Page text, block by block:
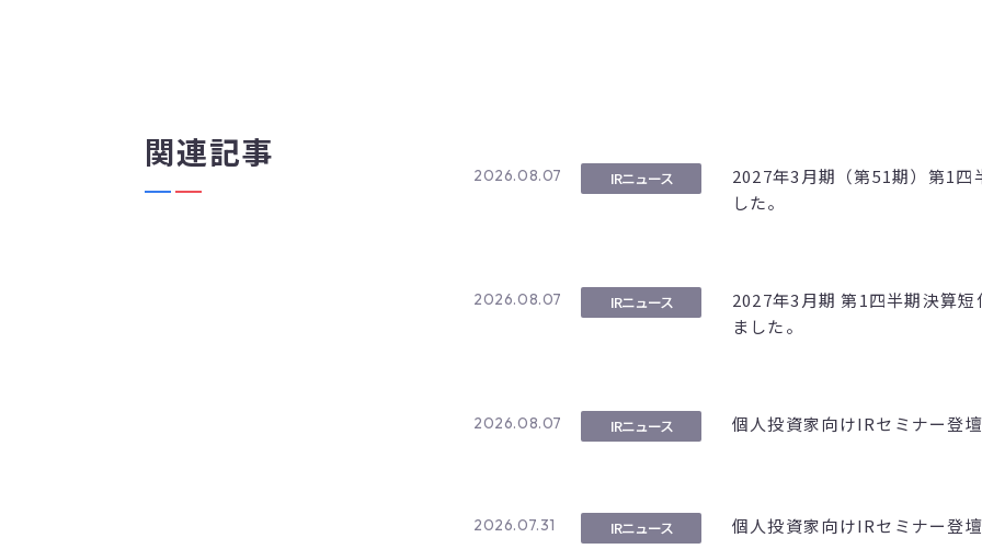
関連記事
2026.08.07 IRニュース
2027年3月期（第51期）第1
した。
2026.08.07 IRニュース
2027年3月期 第1四半期決算
ました。
2026.08.07 IRニュース 個人投資家向けIRセミナー登
2026.07.31 IRニュース 個人投資家向けIRセミナー登